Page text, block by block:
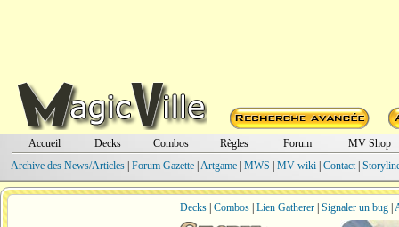
Accueil Decks Combos Règles Forum
MV Shop
Archive des News/Articles| Forum Gazette| Artgame| MWS MV wiki| Contact|
Decks Combos Lien Gatherer Signaler un bug